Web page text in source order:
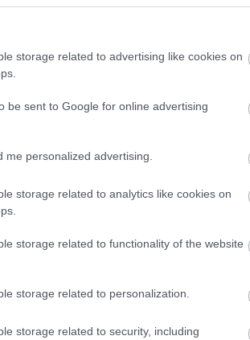
storage related to advertising like cookies on
be sent to Google for online advertising
personalized advertising.
storage related to analytics like cookies on
storage related to functionality of the website
storage related to personalization.
storage related to security, including
budapest(3)
dalmátok
istván( 5)
universalis
(3
földközi
gyarmat (3
györffy
hódító
honti